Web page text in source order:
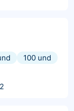
100 und